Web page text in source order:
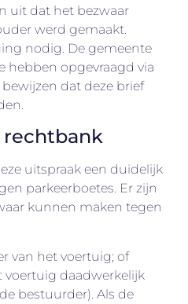
uit dat het bezwaar
werd gemaakt.
nodig. De gemeente
hebben opgevraagd via
dat deze brief
rechtbank
uitspraak een duidelijk
parkeerboetes. Er zijn
kunnen maken tegen
van het voertuig; of
voertuig daadwerkelijk
bestuurder). Als de